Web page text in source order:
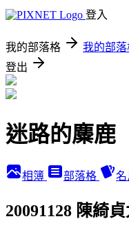
登入
我的部落格 我的部
登出
迷路的麋鹿
相簿 部落格 名
20091128 陳綺